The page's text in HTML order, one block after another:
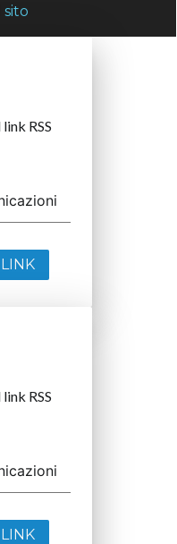
sito
RSS
RSS